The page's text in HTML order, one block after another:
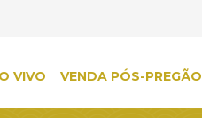
VIVO VENDA PÓS-PREGÃO